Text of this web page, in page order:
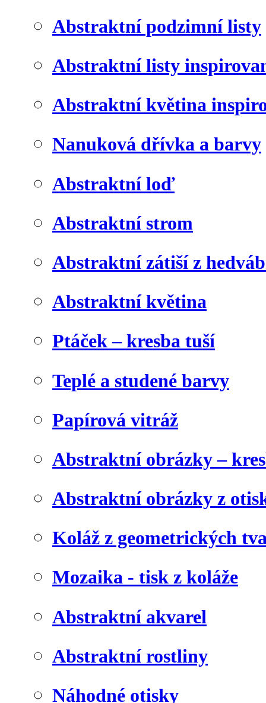
Abstraktní podzimní listy
Abstraktní listy
Abstraktní květina
Nanuková dřívka a barvy
Abstraktní loď
Abstraktní strom
Abstraktní zátiší z
Abstraktní květina
Ptáček – kresba tuší
Teplé a studené barvy
Papírová vitráž
Abstraktní obrázky –
Abstraktní obrázky z
Koláž z geometrických
Mozaika - tisk z koláže
Abstraktní akvarel
Abstraktní rostliny
Náhodné otisky